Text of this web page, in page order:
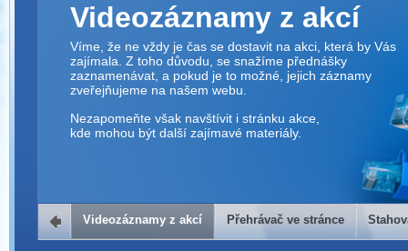
Videozáznamy z akcí
Víme, že ne vždy je čas se dostavit na akci, která by Vás
zajímala. Z toho důvodu, se snažíme přednášky
zaznamenávat, a pokud je to možné, jejich záznamy
zveřejňujeme na našem webu.
Nezapomeňte však navštívit i stránku akce,
kde mohou být další zajímavé materiály.
Přehrávač ve stránce
Videozáznamy z akcí Přehrávač ve stránce